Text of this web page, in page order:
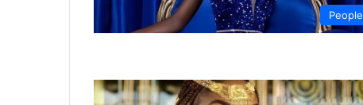
People